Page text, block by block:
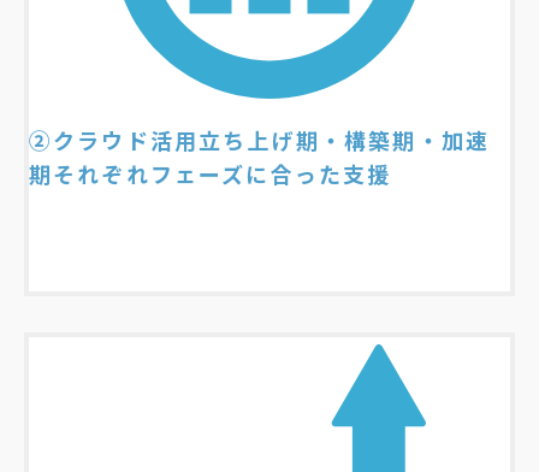
②クラウド活用立ち上げ期・構築期・加速
期それぞれフェーズに合った支援